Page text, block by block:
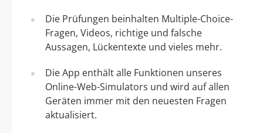
Die Prüfungen beinhalten Multiple-Choice-
Fragen, Videos, richtige und falsche
Aussagen, Lückentexte und vieles mehr.
Die App enthält alle Funktionen unseres
Online-Web-Simulators und wird auf allen
Geräten immer mit den neuesten Fragen
aktualisiert.